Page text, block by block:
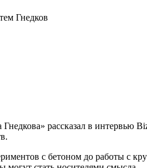
Гнедков
рассказал в интервью
с бетоном до работы с